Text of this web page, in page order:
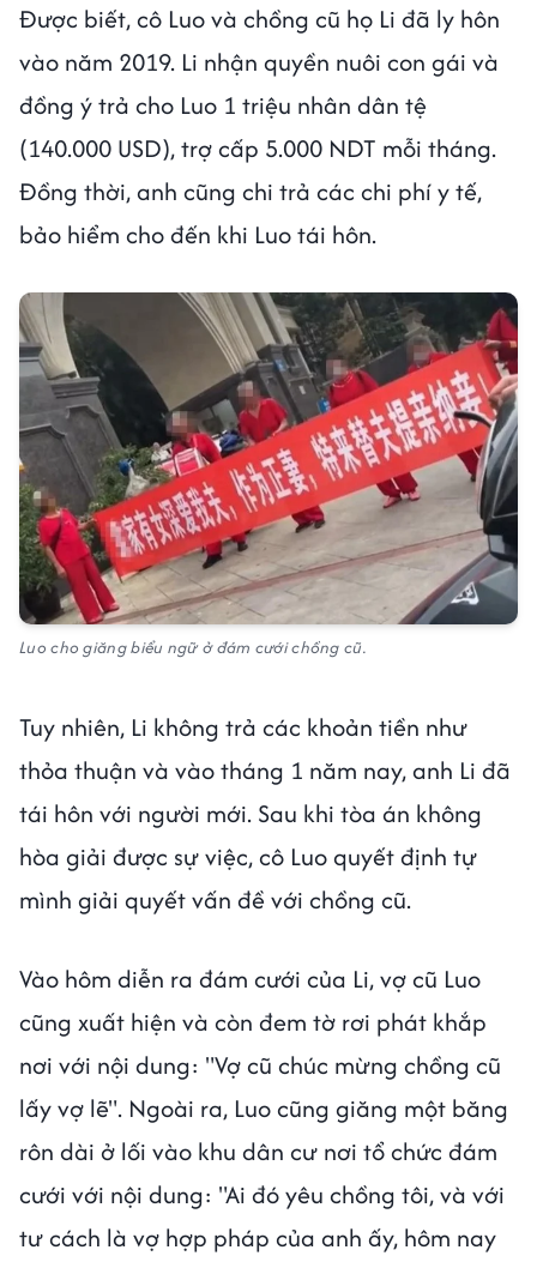
Được biết, cô Luo và chồng cũ họ Li đã ly hôn
vào năm 2019. Li nhận quyền nuôi con gái và
đồng ý trả cho Luo 1 triệu nhân dân tệ
(140.000 USD), trợ cấp 5.000 NDT mỗi tháng.
Đồng thời, anh cũng chi trả các chi phí y tế,
bảo hiểm cho đến khi Luo tái hôn.
Luo cho giăng biểu ngữ ở đám cưới chồng cũ.
Tuy nhiên, Li không trả các khoản tiền như
thỏa thuận và vào tháng 1 năm nay, anh Li đã
tái hôn với người mới. Sau khi tòa án không
hòa giải được sự việc, cô Luo quyết định tự
mình giải quyết vấn đề với chồng cũ.
Vào hôm diễn ra đám cưới của Li, vợ cũ Luo
cũng xuất hiện và còn đem tờ rơi phát khắp
nơi với nội dung: "Vợ cũ chúc mừng chồng cũ
lấy vợ lẽ". Ngoài ra, Luo cũng giăng một băng
rôn dài ở lối vào khu dân cư nơi tổ chức đám
cưới với nội dung: "Ai đó yêu chồng tôi, và với
tư cách là vợ hợp pháp của anh ấy, hôm nay